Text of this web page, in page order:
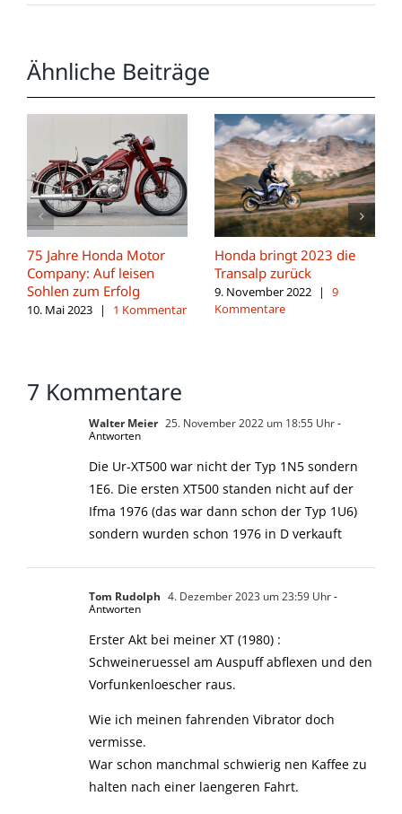
Ähnliche Beiträge
75 Jahre Honda Motor
Company: Auf leisen
Sohlen zum Erfolg
10. Mai 2023 | 1 Kommentar
Honda bringt 2023 die
Transalp zurück
9. November 2022 |
9
Kommentare
7 Kommentare
Walter Meier 25. November 2022 um 18:55 Uhr-
Antworten
Die Ur-XT500 war nicht der Typ 1N5 sondern
1E6. Die ersten XT500 standen nicht auf der
Ifma 1976 (das war dann schon der Typ 1U6)
sondern wurden schon 1976 in D verkauft
Tom Rudolph 4. Dezember 2023 um 23:59 Uhr-
Antworten
Erster Akt bei meiner XT (1980) :
Schweineruessel am Auspuff abflexen und den
Vorfunkenloescher raus.
Wie ich meinen fahrenden Vibrator doch
vermisse.
War schon manchmal schwierig nen Kaffee zu
halten nach einer laengeren Fahrt.